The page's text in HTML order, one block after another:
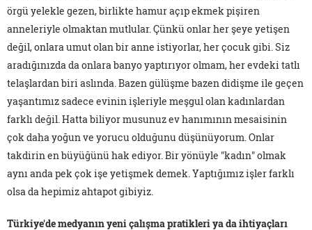
örgü yelekle gezen, birlikte hamur açıp ekmek pişiren
anneleriyle olmaktan mutlular. Çünkü onlar her şeye yetişen
değil, onlara umut olan bir anne istiyorlar, her çocuk gibi. Siz
aradığınızda da onlara banyo yaptırıyor olmam, her evdeki tatlı
telaşlardan biri aslında. Bazen gülüşme bazen didişme ile geçen
yaşantımız sadece evinin işleriyle meşgul olan kadınlardan
farklı değil. Hatta biliyor musunuz ev hanımının mesaisinin
çok daha yoğun ve yorucu olduğunu düşünüyorum. Onlar
takdirin en büyüğünü hak ediyor. Bir yönüyle "kadın" olmak
aynı anda pek çok işe yetişmek demek. Yaptığımız işler farklı
olsa da hepimiz ahtapot gibiyiz.
Türkiye'de medyanın yeni çalışma pratikleri ya da ihtiyaçları